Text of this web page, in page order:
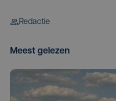
Redactie
Meest gelezen